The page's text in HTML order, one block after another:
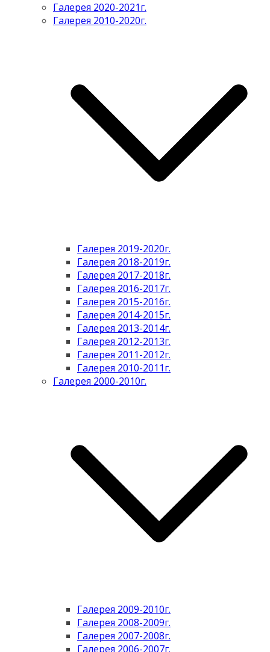
Галерея 2020-2021г.
Галерея 2010-2020г.
Галерея 2019-2020г.
Галерея 2018-2019г.
Галерея 2017-2018г.
Галерея 2016-2017г.
Галерея 2015-2016г.
Галерея 2014-2015г.
Галерея 2013-2014г.
Галерея 2012-2013г.
Галерея 2011-2012г.
Галерея 2010-2011г.
Галерея 2000-2010г.
Галерея 2009-2010г.
Галерея 2008-2009г.
Галерея 2007-2008г.
Галерея 2006-2007г.